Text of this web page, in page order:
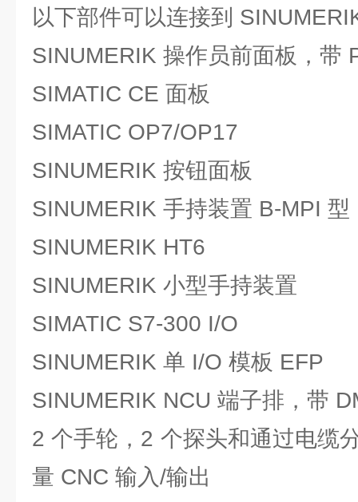
以下部件可以连接到
SINUMERIK 操作员前面板，带
SIMATIC CE 面板
SIMATIC OP7/OP17
SINUMERIK 按钮面板
SINUMERIK 手持装置 B-MPI 型
SINUMERIK HT6
SINUMERIK 小型手持装置
SIMATIC S7-300 I/O
SINUMERIK 单 I/O 模板 EFP
SINUMERIK NCU 端子排，带
2 个手轮，2 个探头和通过电缆
量 CNC 输入/输出